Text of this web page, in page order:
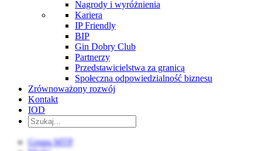
Nagrody i wyróżnienia
Kariera
IP Friendly
BIP
Gin Dobry Club
Partnerzy
Przedstawicielstwa za granicą
Społeczna odpowiedzialność biznesu
Zrównoważony rozwój
Kontakt
IOD
Grupa MTP